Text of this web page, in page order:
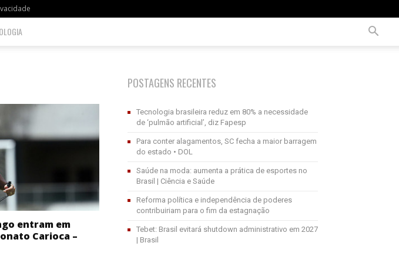
entram em
Carioca –
POSTAGENS RECENTES
Tecnologia brasileira reduz em 80% a necessidade
de ‘pulmão artificial’, diz Fapesp
Para conter alagamentos, SC fecha a maior barragem
do estado • DOL
Saúde na moda: aumenta a prática de esportes no
Brasil | Ciência e Saúde
Reforma política e independência de poderes
contribuiriam para o fim da estagnação
Tebet: Brasil evitará shutdown administrativo em 2027
| Brasil